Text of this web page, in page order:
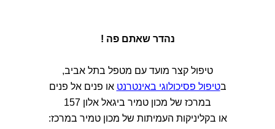
נהדר שאתם פה !
טיפול קצר מועד עם מטפל בתל אביב,
בטיפול פסיכולוגי באינטרנט או פנים אל פנים
במרכז של מכון טמיר ביגאל אלון 157
או בקליניקות העמיתות של מכון טמיר במרכז: